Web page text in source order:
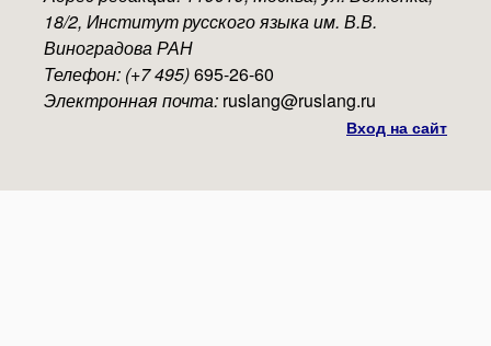
18/2, Институт русского языка им. В.В.
Виноградова РАН
Телефон: (+7 495)695-26-60
Электронная почта: ruslang@ruslang.ru
Вход на сайт